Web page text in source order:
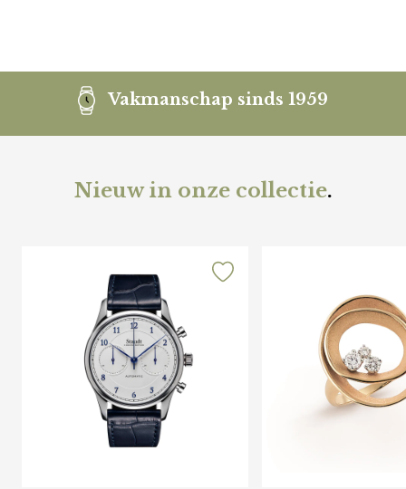
Vakmanschap sinds 1959
Nieuw in onze collectie.